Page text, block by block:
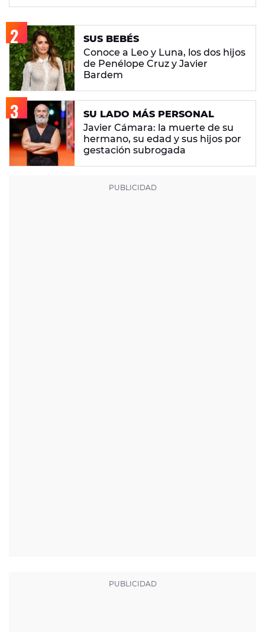
SUS BEBÉS
Conoce a Leo y Luna, los dos hijos
de Penélope Cruz y Javier
Bardem
SU LADO MÁS PERSONAL
Javier Cámara: la muerte de su
hermano, su edad y sus hijos por
gestación subrogada